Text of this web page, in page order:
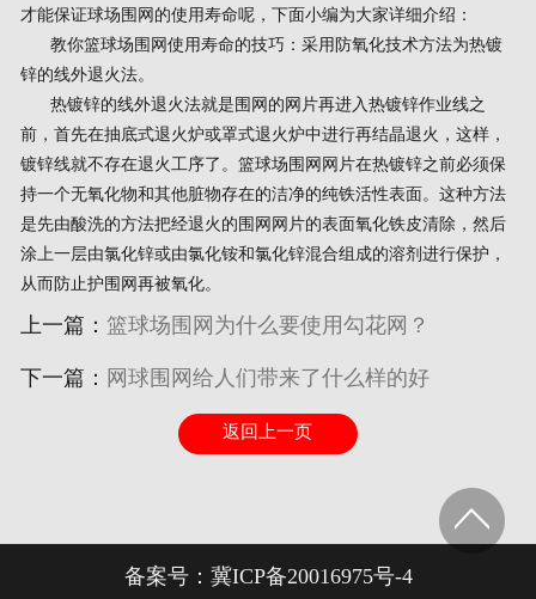
才能保证球场围网的使用寿命呢，下面小编为大家详细介绍：
教你篮球场围网使用寿命的技巧：采用防氧化技术方法为热镀
锌的线外退火法。
热镀锌的线外退火法就是围网的网片再进入热镀锌作业线之
前，首先在抽底式退火炉或罩式退火炉中进行再结晶退火，这样，
镀锌线就不存在退火工序了。篮球场围网网片在热镀锌之前必须保
持一个无氧化物和其他脏物存在的洁净的纯铁活性表面。这种方法
是先由酸洗的方法把经退火的围网网片的表面氧化铁皮清除，然后
涂上一层由氯化锌或由氯化铵和氯化锌混合组成的溶剂进行保护，
从而防止护围网再被氧化。
上一篇： 篮球场围网为什么要使用勾花网？
下一篇： 网球围网给人们带来了什么样的好
返回上一页
备案号： 冀ICP备20016975号-4